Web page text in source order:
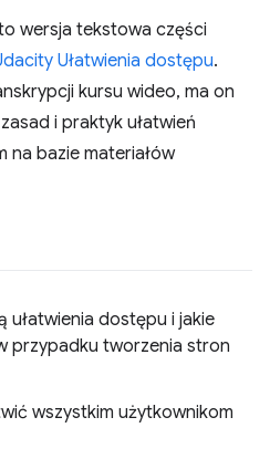
wersja tekstowa części
Ułatwienia dostępu.
kursu wideo, ma on
i praktyk ułatwień
na bazie materiałów
ułatwienia dostępu i jakie
przypadku tworzenia stron
wszystkim użytkownikom